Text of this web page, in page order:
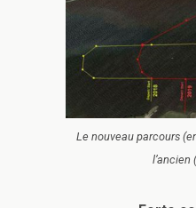
Le nouveau parcours
l’ancien